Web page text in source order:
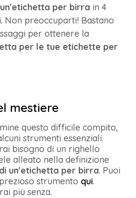
per birra in 4
Non preoccuparti! Bastano
per ottenere la
per le tue etichette per
mestiere
questo difficile compito,
strumenti essenziali.
bisogno di un righello
alleato nella definizione
un'etichetta per birra. Puoi
strumento qui.
più senza.